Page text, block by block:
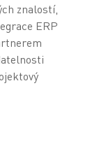
znalostí,
ERP